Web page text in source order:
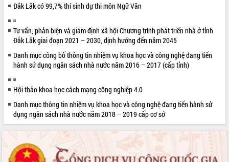
Quyết liệt tháo gỡ vướng mắc, đẩy
nhanh tiến độ các dự án trọng điểm
trong Khu kinh tế Nam Phú Yên
Hòn Yến phát triển du lịch gắn với bảo
tồn biển
Lấy ý kiến điều chỉnh Quy hoạch tỉnh
Đắk Lắk thời kỳ 2021-2030, tầm nhìn
đến năm 2050
Phát động chiến dịch 30 ngày đêm
giải phóng mặt bằng Tuyến đường bộ
ven biển
Đắk Lắk nỗ lực thúc đẩy tăng trưởng
kinh tế từ 10% trở lên trong Quý
II/2026
Đắk Lắk có 99,7% thí sinh dự thi môn Ngữ Văn
Tư vấn, phản biện và giám định xã hội Chương trình phát triển nhà ở tỉnh
Đắk Lắk giai đoạn 2021 – 2030, định hướng đến năm 2045
Danh mục công bố thông tin nhiệm vụ khoa học và công nghệ đang tiến
hành sử dụng ngân sách nhà nước năm 2016 – 2017 (cấp tỉnh)
Hội thảo khoa học cách mạng công nghiệp 4.0
Danh mục thông tin nhiệm vụ khoa học và công nghệ đang tiến hành sử
dụng ngân sách nhà nước năm 2018 – 2019 cấp cơ sở